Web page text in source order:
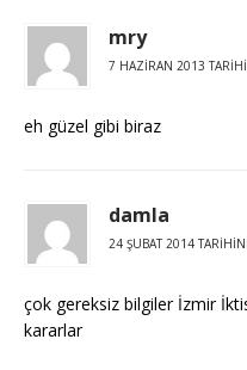
mry
7 HAZIRAN 2013
eh güzel gibi biraz
damla
24 ŞUBAT 2014
çok gereksiz bilgiler İzmir
kararlar